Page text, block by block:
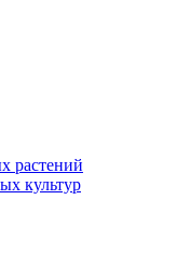
растений
культур